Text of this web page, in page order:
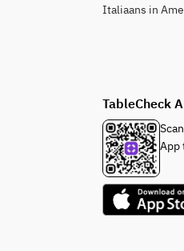
Italiaans in
TableCheck
App